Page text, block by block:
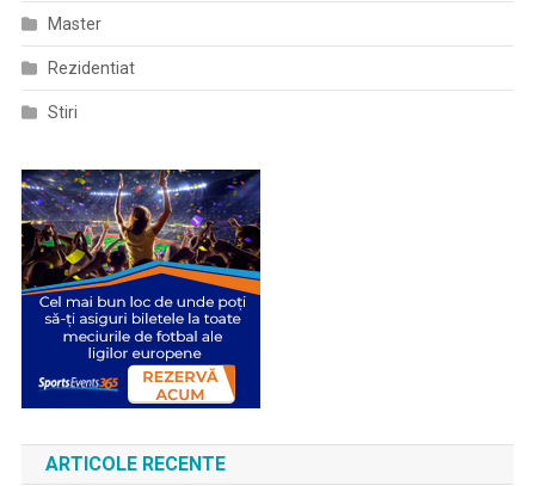
Master
Rezidentiat
Stiri
ARTICOLE RECENTE